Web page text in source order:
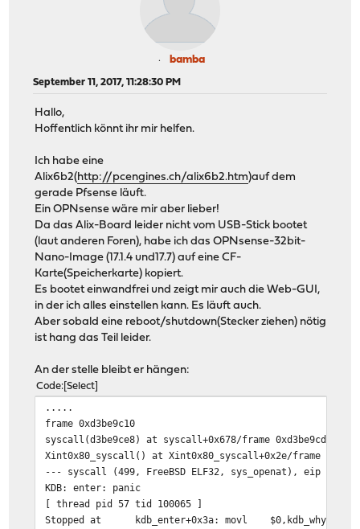
bamba
September 11, 2017, 11:28:30 PM
Hallo,
Hoffentlich könnt ihr mir helfen.
Ich habe eine
Alix6b2(http://pcengines.ch/alix6b2.htm)auf dem
gerade Pfsense läuft.
Ein OPNsense wäre mir aber lieber!
Da das Alix-Board leider nicht vom USB-Stick bootet
(laut anderen Foren), habe ich das OPNsense-32bit-
Nano-Image (17.1.4 und17.7) auf eine CF-
Karte(Speicherkarte) kopiert.
Es bootet einwandfrei und zeigt mir auch die Web-GUI,
in der ich alles einstellen kann. Es läuft auch.
Aber sobald eine reboot/shutdown(Stecker ziehen) nötig
ist hang das Teil leider.
An der stelle bleibt er hängen:
Code Select
.....
frame 0xd3be9c10
syscall(d3be9ce8) at syscall+0x678/frame 0xd3be9cdc
Xint0x80_syscall() at Xint0x80_syscall+0x2e/frame
--- syscall (499, FreeBSD ELF32, sys_openat), eip =
KDB: enter: panic
[ thread pid 57 tid 100065 ]
Stopped at kdb_enter+0x3a: movl $0,kdb_why